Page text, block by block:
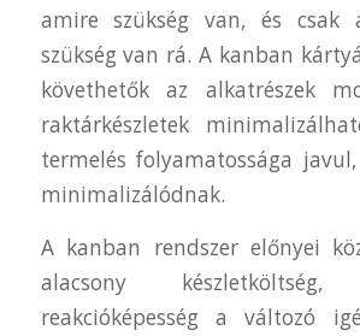
amire szükség van, és csak
szükség van rá. A kanban
követhetők az alkatrészek
raktárkészletek
termelés folyamatossága
minimalizálódnak.
A kanban rendszer előnyei
alacsony
reakcióképesség a változó